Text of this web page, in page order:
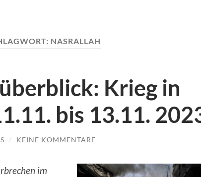
NASRALLAH
Krieg in
bis 13.11.
/ KEINE KOMMENTARE
im